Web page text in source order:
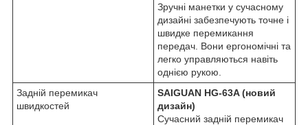
Зручні манетки у сучасному
дизайні забезпечують точне і
швидке перемикання
передач. Вони ергономічні та
легко управляються навіть
однією рукою.
Задній перемикач
швидкостей
SAIGUAN HG-63A (новий
дизайн)
Сучасний задній перемикач